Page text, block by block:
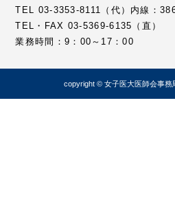
TEL 03-3353-8111（代）内線：
TEL・FAX 03-5369-6135（直）
業務時間：9：00～17：00
copyright © 女子医大医師会事務